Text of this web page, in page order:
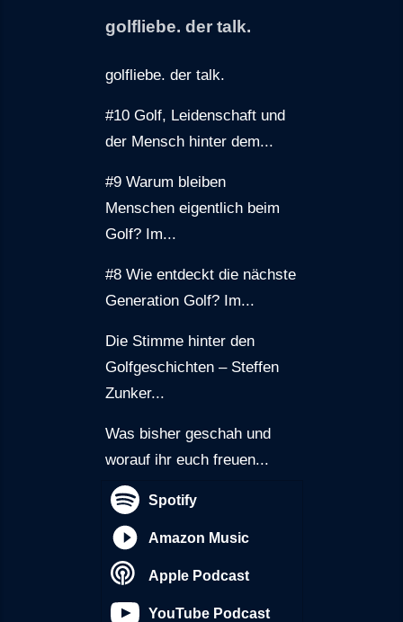
golfliebe. der talk.
golfliebe. der talk.
#10 Golf, Leidenschaft und
der Mensch hinter dem...
#9 Warum bleiben
Menschen eigentlich beim
Golf? Im...
#8 Wie entdeckt die nächste
Generation Golf? Im...
Die Stimme hinter den
Golfgeschichten – Steffen
Zunker...
Was bisher geschah und
worauf ihr euch freuen...
Spotify
Amazon Music
Apple Podcast
YouTube Podcast